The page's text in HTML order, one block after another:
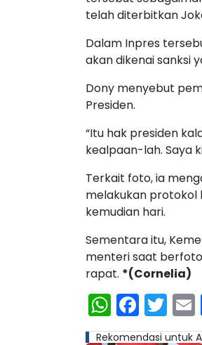
telah diterbitkan
Dalam Inpres
akan dikenai sanksi
Dony menyebut
Presiden.
“Itu hak presiden
kealpaan-lah. Saya
Terkait foto, ia
melakukan protokol
kemudian hari.
Sementara itu,
menteri saat
rapat. *(Cornelia)
Rekomendasi untuk